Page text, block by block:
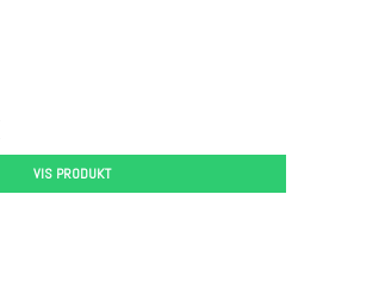
VIS PRODUKT